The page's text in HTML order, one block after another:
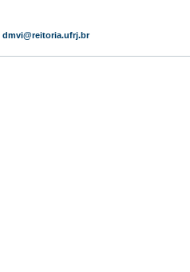
dmvi@reitoria.ufrj.br